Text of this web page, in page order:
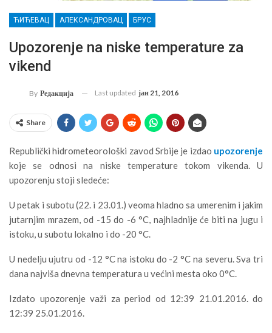
ЋИЋЕВАЦ АЛЕКСАНДРОВАЦ БРУС
Upozorenje na niske temperature za
vikend
By Редакција Last updated јан 21, 2016
Share
Republički hidrometeorološki zavod Srbije je izdao upozorenje
koje se odnosi na niske temperature tokom vikenda. U
upozorenju stoji sledeće:
U petak i subotu (22. i 23.01.) veoma hladno sa umerenim i jakim
jutarnjim mrazem, od -15 do -6 °C, najhladnije će biti na jugu i
istoku, u subotu lokalno i do -20 °C.
U nedelju ujutru od -12 °C na istoku do -2 °C na severu. Sva tri
dana najviša dnevna temperatura u većini mesta oko 0°C.
Izdato upozorenje važi za period od 12:39 21.01.2016. do
12:39 25.01.2016.